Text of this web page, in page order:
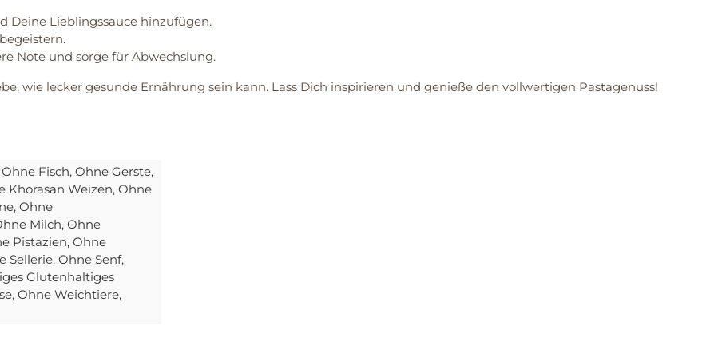
Deine Lieblingssauce hinzufügen.
Note und sorge für Abwechslung.
wie lecker gesunde Ernährung sein kann. Lass Dich inspirieren und genieße den vollwertigen Pastagenuss!
Ohne Fisch, Ohne Gerste,
Khorasan Weizen, Ohne
, Ohne
Milch, Ohne
Pistazien, Ohne
Sellerie, Ohne Senf,
Glutenhaltiges
, Ohne Weichtiere,